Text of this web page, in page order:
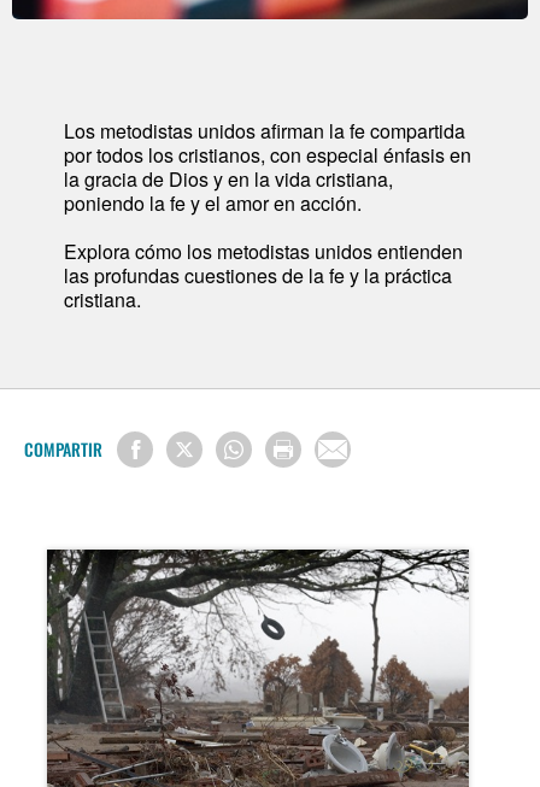
Los metodistas unidos afirman la fe compartida
por todos los cristianos, con especial énfasis en
la gracia de Dios y en la vida cristiana,
poniendo la fe y el amor en acción.
Explora cómo los metodistas unidos entienden
las profundas cuestiones de la fe y la práctica
cristiana.
COMPARTIR